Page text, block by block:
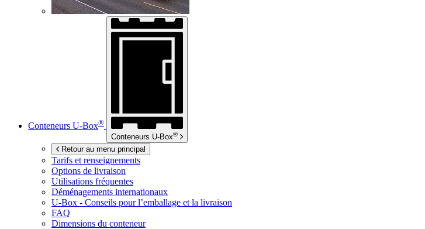
Conteneurs U-Box®
Conteneurs U-Box®
Retour au menu principal
Tarifs et renseignements
Options de livraison
Utilisations fréquentes
Déménagements internationaux
U-Box - Conseils pour l’emballage et la livraison
FAQ
Dimensions du conteneur